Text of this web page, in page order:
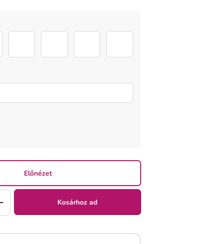
Előnézet
Kosárhoz ad